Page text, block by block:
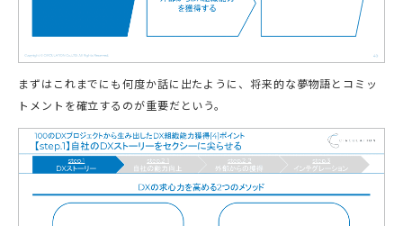
まずはこれまでにも何度か話に出たように、将来的な夢物語とコミッ
トメントを確立するのが重要だという。